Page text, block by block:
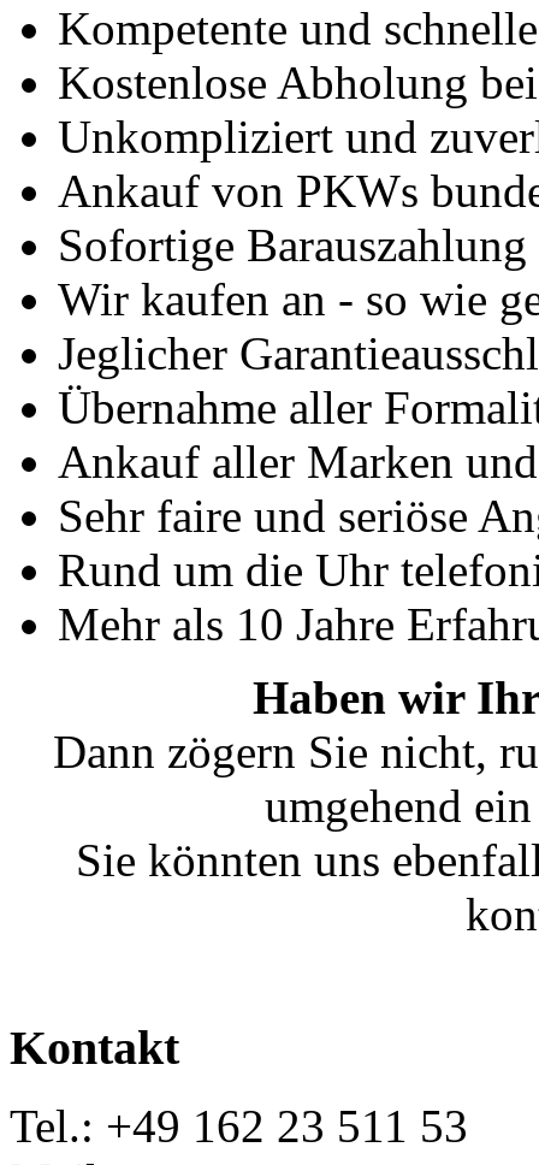
Kompetente und
Kostenlose Abholung
Unkompliziert und
Ankauf von PKWs
Sofortige
Wir kaufen an - so wie
Jeglicher
Übernahme aller
Ankauf aller Marken
Sehr faire und seriöse
Rund um die Uhr
Mehr als 10 Jahre
Haben wir Ihr
Dann zögern Sie nicht,
umgehend
Sie könnten uns
Kontakt
Tel.: +49 162 23 511 53